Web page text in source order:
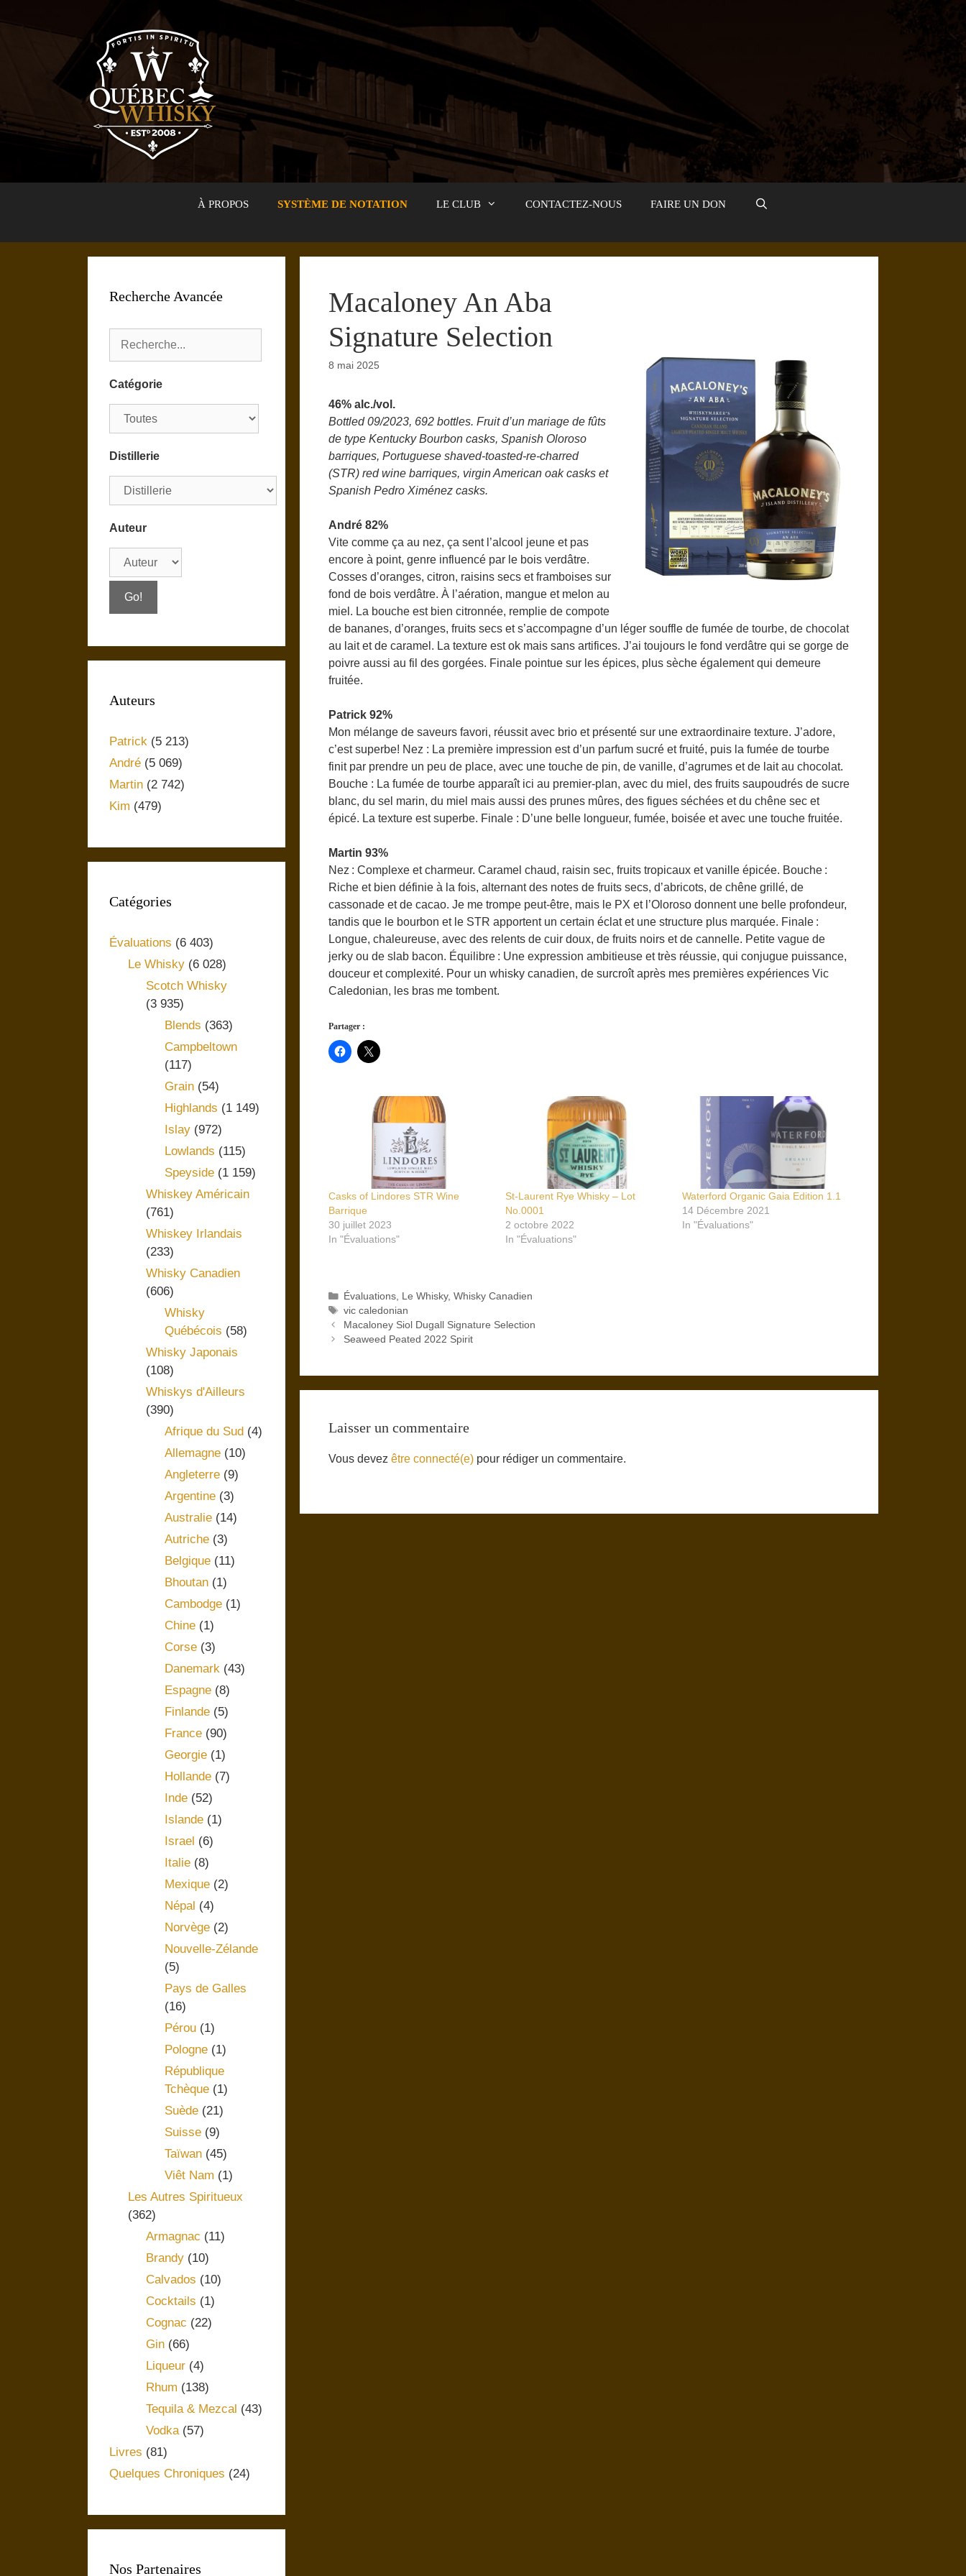
au
À PROPOS SYSTÈME DE NOTATION LE CLUB CONTACTEZ-NOUS FAIRE UN DON
Macaloney An Aba
Signature Selection
8 mai 2025
46% alc./vol.
Bottled 09/2023, 692 bottles. Fruit d’un mariage de fûts
de type Kentucky Bourbon casks, Spanish Oloroso
barriques, Portuguese shaved-toasted-re-charred
(STR) red wine barriques, virgin American oak casks et
Spanish Pedro Ximénez casks.
André 82%
Vite comme ça au nez, ça sent l’alcool jeune et pas
encore à point, genre influencé par le bois verdâtre.
Cosses d’oranges, citron, raisins secs et framboises sur
fond de bois verdâtre. À l’aération, mangue et melon au
miel. La bouche est bien citronnée, remplie de compote
de bananes, d’oranges, fruits secs et s’accompagne d’un léger souffle de fumée de tourbe, de chocolat
au lait et de caramel. La texture est ok mais sans artifices. J’ai toujours le fond verdâtre qui se gorge de
poivre aussi au fil des gorgées. Finale pointue sur les épices, plus sèche également qui demeure
fruitée.
Patrick 92%
Mon mélange de saveurs favori, réussit avec brio et présenté sur une extraordinaire texture. J’adore,
c’est superbe! Nez : La première impression est d’un parfum sucré et fruité, puis la fumée de tourbe
finit par prendre un peu de place, avec une touche de pin, de vanille, d’agrumes et de lait au chocolat.
Bouche : La fumée de tourbe apparaît ici au premier-plan, avec du miel, des fruits saupoudrés de sucre
blanc, du sel marin, du miel mais aussi des prunes mûres, des figues séchées et du chêne sec et
épicé. La texture est superbe. Finale : D’une belle longueur, fumée, boisée et avec une touche fruitée.
Martin 93%
Nez : Complexe et charmeur. Caramel chaud, raisin sec, fruits tropicaux et vanille épicée. Bouche :
Riche et bien définie à la fois, alternant des notes de fruits secs, d’abricots, de chêne grillé, de
cassonade et de cacao. Je me trompe peut-être, mais le PX et l’Oloroso donnent une belle profondeur,
tandis que le bourbon et le STR apportent un certain éclat et une structure plus marquée. Finale :
Longue, chaleureuse, avec des relents de cuir doux, de fruits noirs et de cannelle. Petite vague de
jerky ou de slab bacon. Équilibre : Une expression ambitieuse et très réussie, qui conjugue puissance,
douceur et complexité. Pour un whisky canadien, de surcroît après mes premières expériences Vic
Caledonian, les bras me tombent.
Partager :
Casks of Lindores STR Wine
Barrique
30 juillet 2023
In "Évaluations"
St-Laurent Rye Whisky – Lot
No.0001
2 octobre 2022
In "Évaluations"
Waterford Organic Gaia Edition 1.1
14 Décembre 2021
In "Évaluations"
Catégories
Évaluations Le Whisky,Whisky Canadien
Étiquettes
vic caledonian
Macaloney Siol Dugall Signature Selection
Seaweed Peated 2022 Spirit
Laisser un commentaire
Vous devez être connecté(e) pour rédiger un commentaire.
Recherche Avancée
Catégorie
Distillerie
Auteur
Auteurs
Patrick (5 213)
André (5 069)
Martin (2 742)
Kim (479)
Catégories
Évaluations (6 403)
Le Whisky(6 028)
Scotch Whisky
(3 935)
Blends (363)
Campbeltown
(117)
Grain(54)
Highlands (1 149)
Islay(972)
Lowlands (115)
Speyside(1 159)
Whiskey Américain
(761)
Whiskey Irlandais
(233)
Whisky Canadien
(606)
Whisky
Québécois (58)
Whisky Japonais
(108)
Whiskys d'Ailleurs
(390)
Afrique du Sud(4)
Allemagne(10)
Angleterre(9)
Argentine(3)
Australie(14)
Autriche(3)
Belgique(11)
Bhoutan(1)
Cambodge(1)
Chine(1)
Corse(3)
Danemark (43)
Espagne(8)
Finlande(5)
France(90)
Georgie(1)
Hollande(7)
Inde(52)
Islande(1)
Israel (6)
Italie(8)
Mexique(2)
Népal (4)
Norvège(2)
Nouvelle-Zélande
(5)
Pays de Galles
(16)
Pérou(1)
Pologne(1)
République
Tchèque(1)
Suède(21)
Suisse(9)
Taïwan(45)
Viêt Nam (1)
Les Autres Spiritueux
(362)
Armagnac (11)
Brandy (10)
Calvados (10)
Cocktails (1)
Cognac (22)
Gin (66)
Liqueur (4)
Rhum (138)
Tequila & Mezcal (43)
Vodka (57)
Livres (81)
Quelques Chroniques (24)
Nos Partenaires